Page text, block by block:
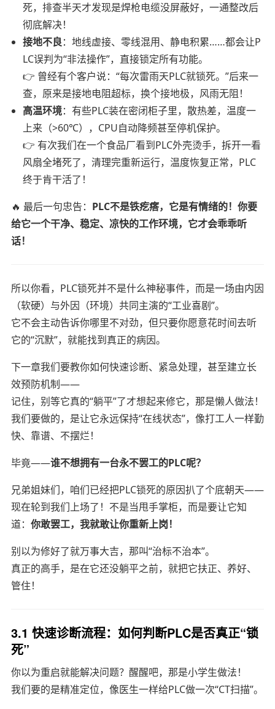
死，排查半天才发现是焊枪电缆没屏蔽好，一通整改后
彻底解决！
接地不良：地线虚接、零线混用、静电积累……都会让P
LC误判为“非法操作”，直接锁定所有功能。
👉 曾经有个客户说：“每次雷雨天PLC就锁死。”后来一
查，原来是接地电阻超标，换个接地极，风雨无阻！
高温环境：有些PLC装在密闭柜子里，散热差，温度一
上来（>60℃），CPU自动降频甚至停机保护。
👉 有次我们在一个食品厂看到PLC外壳烫手，拆开一看
风扇全堵死了，清理完重新运行，温度恢复正常，PLC
终于肯干活了！
🔥 最后一句忠告： PLC不是铁疙瘩，它是有情绪的！你要
给它一个干净、稳定、凉快的工作环境，它才会乖乖听
话！
所以你看，PLC锁死并不是什么神秘事件，而是一场由内因
（软硬）与外因（环境）共同主演的“工业喜剧”。
它不会主动告诉你哪里不对劲，但只要你愿意花时间去听
它的“沉默”，就能找到真正的病因。
下一章我们要教你如何快速诊断、紧急处理，甚至建立长
效预防机制——
记住，别等它真的“躺平”了才想起来修它，那是懒人做法！
我们要做的，是让它永远保持“在线状态”，像打工人一样勤
快、靠谱、不摆烂！
毕竟——谁不想拥有一台永不罢工的PLC呢？
兄弟姐妹们，咱们已经把PLC锁死的原因扒了个底朝天——
现在轮到我们上场了！不是当甩手掌柜，而是要让它知
道： 你敢罢工，我就敢让你重新上岗！
别以为修好了就万事大吉，那叫“治标不治本”。
真正的高手，是在它还没躺平之前，就把它扶正、养好、
管住！
3.1 快速诊断流程：如何判断PLC是否真正“锁
死”
你以为重启就能解决问题？醒醒吧，那是小学生做法！
我们要的是精准定位，像医生一样给PLC做一次“CT扫描”。